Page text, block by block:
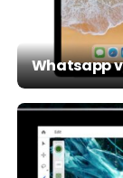
Whatsapp